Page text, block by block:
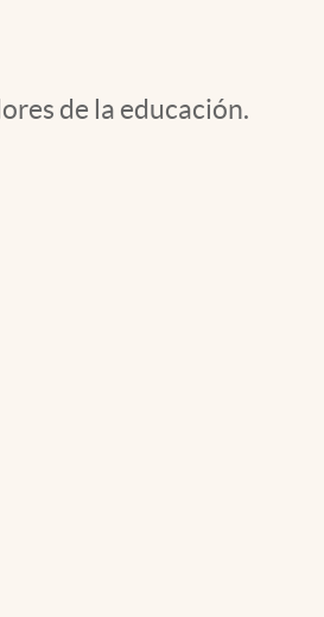
de la educación.